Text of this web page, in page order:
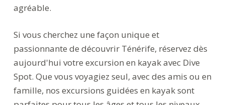
agréable.
Si vous cherchez une façon unique et
passionnante de découvrir Ténérife, réservez dès
aujourd'hui votre excursion en kayak avec Dive
Spot. Que vous voyagiez seul, avec des amis ou en
famille, nos excursions guidées en kayak sont